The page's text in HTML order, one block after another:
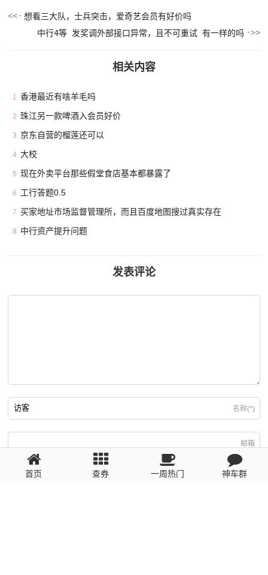
想看三大队，士兵突击，爱奇艺会员有好价吗
中行4等 发奖调外部接口异常，且不可重试 有一样的吗
相关内容
1 香港最近有啥羊毛吗
2 珠江另一款啤酒入会员好价
3 京东自营的榴莲还可以
4 大校
5 现在外卖平台那些假堂食店基本都暴露了
6 工行答题0.5
7 买家地址市场监督管理所，而且百度地图搜过真实存在
8 中行资产提升问题
发表评论
名称(*)
邮箱
回复需填写必要信息
首页 查券 一周热门 神车群